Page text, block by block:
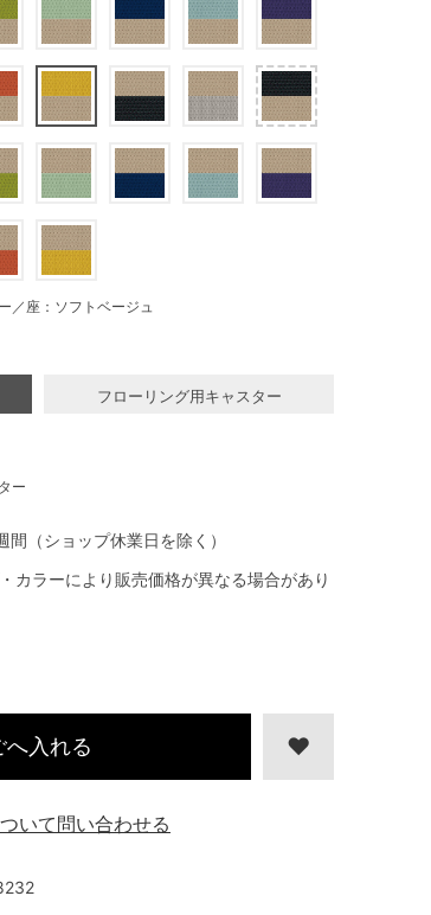
カラーにより販売価格が異なる場合があり
間（ショップ休業日を除く）
／座：ソフトベージュ
フローリング用キャスター
ー
へ入れる
いて問い合わせる